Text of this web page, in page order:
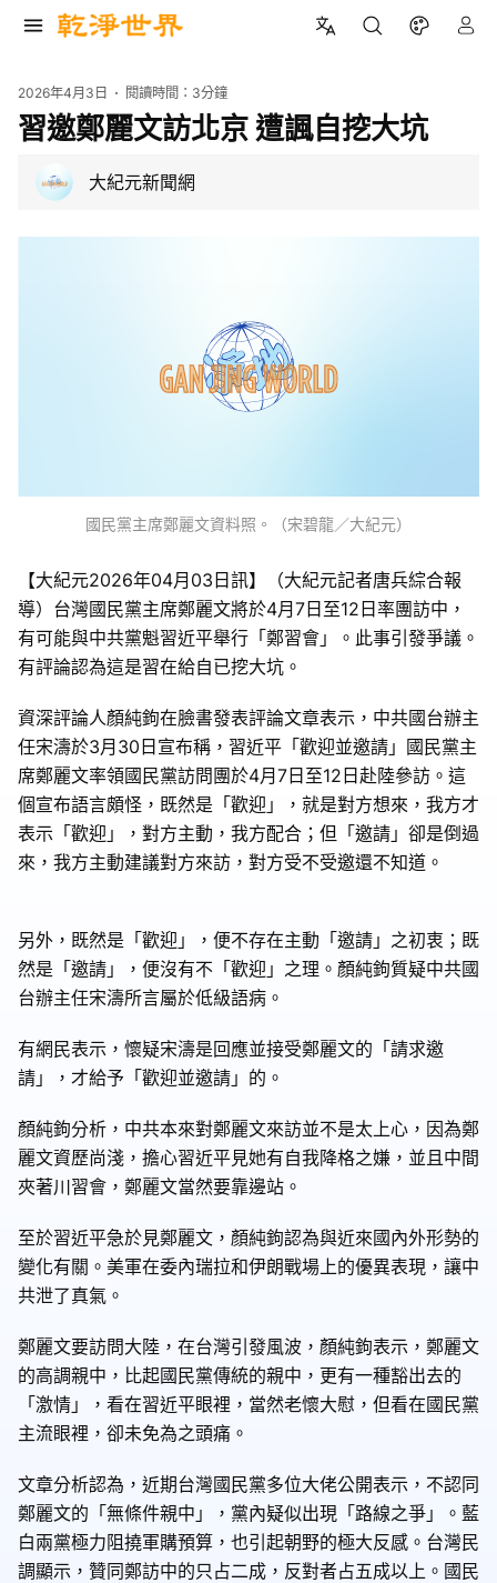
2026年4月3日 閱讀時間： 3分鐘
習邀鄭麗文訪北京 遭諷自挖大坑
大紀元新聞網
國民黨主席鄭麗文資料照。（宋碧龍／大紀元）
【大紀元2026年04月03日訊】（大紀元記者唐兵綜合報
導）台灣國民黨主席鄭麗文將於4月7日至12日率團訪中，
有可能與中共黨魁習近平舉行「鄭習會」。此事引發爭議。
有評論認為這是習在給自已挖大坑。
資深評論人顏純鉤在臉書發表評論文章表示，中共國台辦主
任宋濤於3月30日宣布稱，習近平「歡迎並邀請」國民黨主
席鄭麗文率領國民黨訪問團於4月7日至12日赴陸參訪。這
個宣布語言頗怪，既然是「歡迎」，就是對方想來，我方才
表示「歡迎」，對方主動，我方配合；但「邀請」卻是倒過
來，我方主動建議對方來訪，對方受不受邀還不知道。
另外，既然是「歡迎」，便不存在主動「邀請」之初衷；既
然是「邀請」，便沒有不「歡迎」之理。顏純鉤質疑中共國
台辦主任宋濤所言屬於低級語病。
有網民表示，懷疑宋濤是回應並接受鄭麗文的「請求邀
請」，才給予「歡迎並邀請」的。
顏純鉤分析，中共本來對鄭麗文來訪並不是太上心，因為鄭
麗文資歷尚淺，擔心習近平見她有自我降格之嫌，並且中間
夾著川習會，鄭麗文當然要靠邊站。
至於習近平急於見鄭麗文，顏純鉤認為與近來國內外形勢的
變化有關。美軍在委內瑞拉和伊朗戰場上的優異表現，讓中
共泄了真氣。
鄭麗文要訪問大陸，在台灣引發風波，顏純鉤表示，鄭麗文
的高調親中，比起國民黨傳統的親中，更有一種豁出去的
「激情」，看在習近平眼裡，當然老懷大慰，但看在國民黨
主流眼裡，卻未免為之頭痛。
文章分析認為，近期台灣國民黨多位大佬公開表示，不認同
鄭麗文的「無條件親中」，黨內疑似出現「路線之爭」。藍
白兩黨極力阻撓軍購預算，也引起朝野的極大反感。台灣民
調顯示，贊同鄭訪中的只占二成，反對者占五成以上。國民